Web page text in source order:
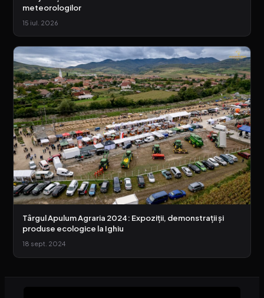
meteorologilor
15 iul. 2026
Târgul Apulum Agraria 2024: Expoziții, demonstrații și
produse ecologice la Ighiu
18 sept. 2024